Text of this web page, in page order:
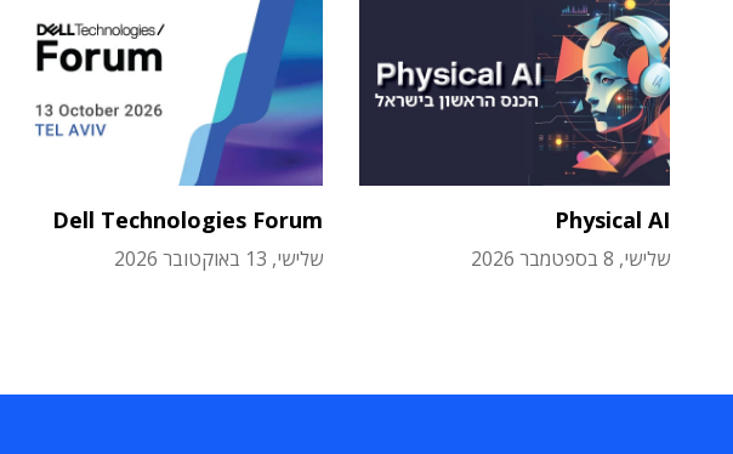
Physical AI
שלישי, 8 בספטמבר 2026
Dell Technologies Forum
שלישי, 13 באוקטובר 2026